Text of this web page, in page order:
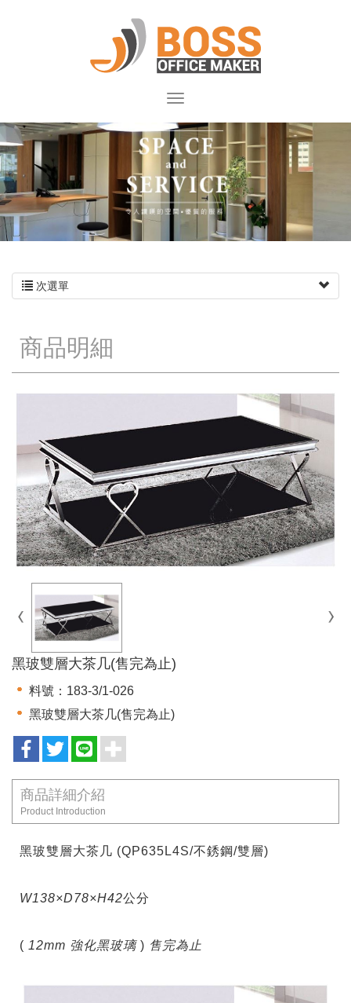
次選單
商品明細
黑玻雙層大茶几(售完為止)
料號：183-3/1-026
黑玻雙層大茶几(售完為止)
商品詳細介紹
Product Introduction
黑玻雙層大茶几 (QP635L4S/不銹鋼/雙層)
W138×D78×H42公分
( 12mm 強化黑玻璃) 售完為止